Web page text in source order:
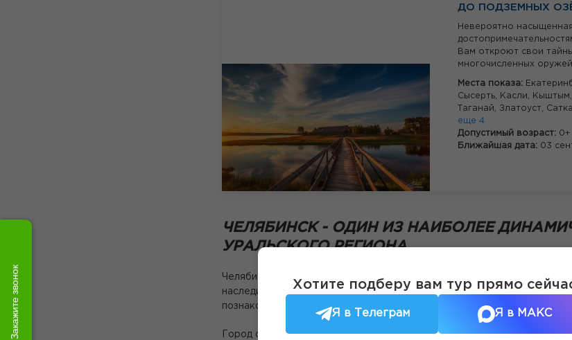
ДО ПОДЗЕМНЫХ
Невероятно
Вам откроют свои
многочисленных
Места показа:
Сысерть,
Касли, Кыштым,
Таганай, Златоуст,
еще 4
Допустимый возраст: 0+
Ближайшая дата: 03
ЧЕЛЯБИНСК - ОДИН ИЗ НАИБОЛЕЕ
УРАЛЬСКОГО РЕГИОНА
Челябинск привлекает внимание туристов своим уникальным
наследием. Расположенный на границе Европы и Азии, Челябинск
познакомиться с удивительными достопримечательностями и
Город обладает множеством интересных мест, которые стоит
Закажите звонок Хотите подберу вам тур прямо
Я в Телеграм Я в МАКС